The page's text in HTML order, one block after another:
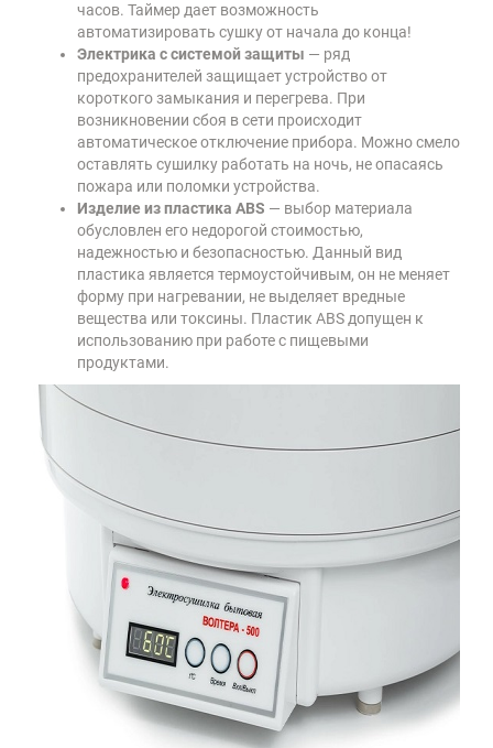
часов. Таймер дает возможность
автоматизировать сушку от начала до конца!
Электрика с системой защиты — ряд
предохранителей защищает устройство от
короткого замыкания и перегрева. При
возникновении сбоя в сети происходит
автоматическое отключение прибора. Можно смело
оставлять сушилку работать на ночь, не опасаясь
пожара или поломки устройства.
Изделие из пластика ABS — выбор материала
обусловлен его недорогой стоимостью,
надежностью и безопасностью. Данный вид
пластика является термоустойчивым, он не меняет
форму при нагревании, не выделяет вредные
вещества или токсины. Пластик ABS допущен к
использованию при работе с пищевыми
продуктами.